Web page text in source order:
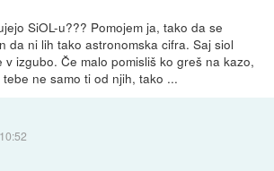
SiOL-u??? Pomojem ja, tako da se
da ni lih tako astronomska cifra. Saj siol
v izgubo. Če malo pomisliš ko greš na kazo,
ne samo ti od njih, tako ...